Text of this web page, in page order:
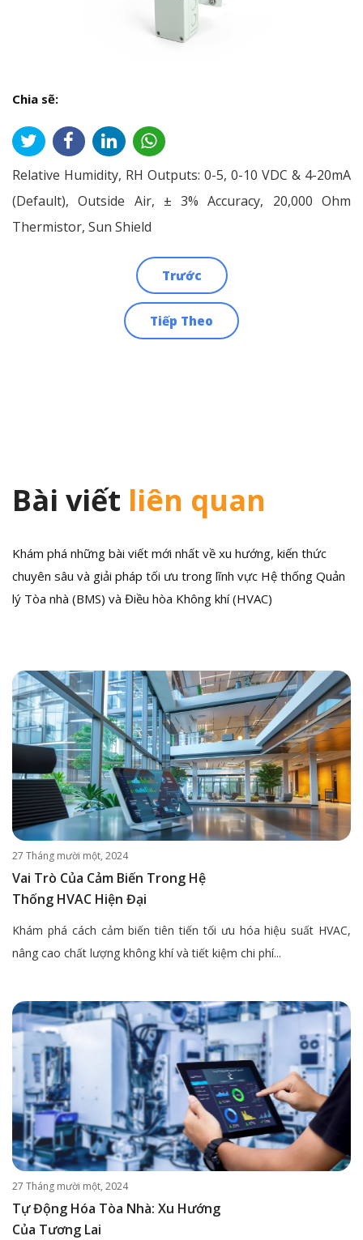
Chia sẽ:
Relative Humidity, RH Outputs: 0-5, 0-10 VDC & 4-20mA
(Default), Outside Air, ± 3% Accuracy, 20,000 Ohm
Thermistor, Sun Shield
Trước
Tiếp Theo
Bài viết liên quan
Khám phá những bài viết mới nhất về xu hướng, kiến thức
chuyên sâu và giải pháp tối ưu trong lĩnh vực Hệ thống Quản
lý Tòa nhà (BMS) và Điều hòa Không khí (HVAC)
27 Tháng mười một, 2024
Vai Trò Của Cảm Biến Trong Hệ
Thống HVAC Hiện Đại
Khám phá cách cảm biến tiên tiến tối ưu hóa hiệu suất HVAC,
nâng cao chất lượng không khí và tiết kiệm chi phí...
27 Tháng mười một, 2024
Tự Động Hóa Tòa Nhà: Xu Hướng
Của Tương Lai